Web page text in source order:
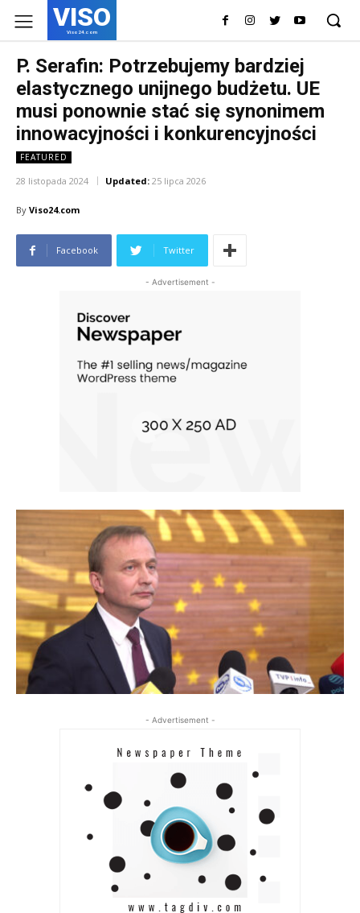
VISO
Viso24.com
P. Serafin: Potrzebujemy bardziej
elastycznego unijnego budżetu. UE
musi ponownie stać się synonimem
innowacyjności i konkurencyjności
FEATURED
28 listopada 2024 Updated: 25 lipca 2026
By Viso24.com
Facebook Twitter
- Advertisement -
- Advertisement -